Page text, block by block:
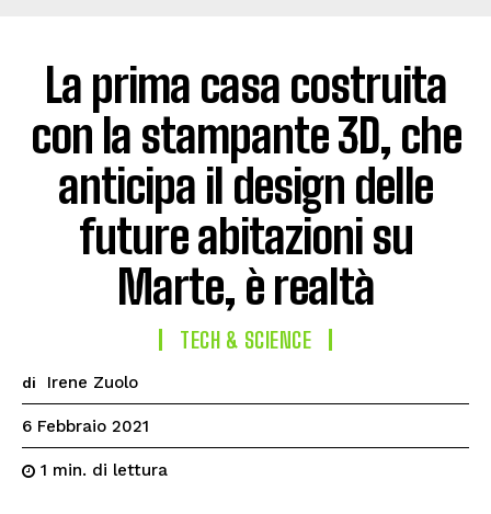
La prima casa costruita
con la stampante 3D, che
anticipa il design delle
future abitazioni su
Marte, è realtà
TECH & SCIENCE
di Irene Zuolo
6 Febbraio 2021
1 min. di lettura